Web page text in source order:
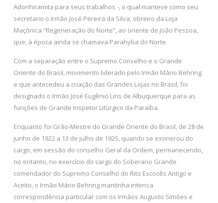
Adonhiramita para seus trabalhos -, o qual manteve como seu
secretario o Irmão José Pereira da Silva, obreiro da Loja
Maçônica “Regeneração do Norte”, ao oriente de João Pessoa,
que, à época ainda se chamava Parahyba do Norte.
Com a separação entre o Supremo Conselho e o Grande
Oriente do Brasil, movimento liderado pelo Irmão Mário Behring
e que antecedeu a criação das Grandes Lojas no Brasil, foi
designado o Irmão José Eugênio Lins de Albuquerque para as
funções de Grande Inspetor Litúrgico da Paraíba.
Enquanto foi Grão-Mestre do Grande Oriente do Brasil, de 28 de
junho de 1922 a 13 de julho de 1925, quando se exonerou do
cargo, em sessão do conselho Geral da Ordem, permanecendo,
no entanto, no exercício do cargo do Soberano Grande
comendador do Supremo Conselho do Rito Escocês Antigo e
Aceito, o Irmão Mário Behring mantinha intensa
correspondência particular com os Irmãos Augusto Simões e